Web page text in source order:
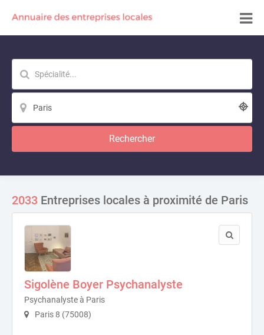
Rechercher
2033 Entreprises locales à proximité de Paris
Sigolène Boyer Psychanalyste
Psychanalyste à Paris
Paris 8 (75008)